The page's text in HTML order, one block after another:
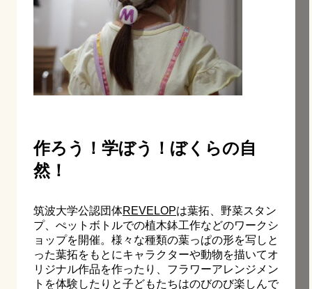
作ろう！学ぼう！ぼくらの自
然！
筑波大学公認団体REVELOPは葉拓、野菜スタン
プ、ぺットボトルでの植木鉢工作などのワークシ
ョップを開催。様々な種類の葉っぱの形を写しと
った葉拓をもとにキャラクターや動物を描いてオ
リジナル作品を作ったり、フラワーアレンジメン
トを体験したりと子どもたちはのびのび楽しんで